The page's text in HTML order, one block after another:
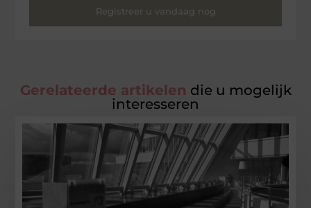
Registreer u vandaag nog
Gerelateerde artikelen die u mogelijk
interesseren